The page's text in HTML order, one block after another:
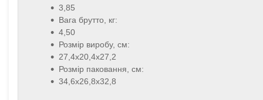
3,85
Вага брутто, кг:
4,50
Розмір виробу, см:
27,4х20,4х27,2
Розмір паковання, см:
34,6х26,8х32,8